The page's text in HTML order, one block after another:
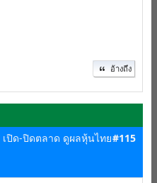
อ้างถึง
เปิด-ปิดตลาด ดูผลหุ้นไทย#115